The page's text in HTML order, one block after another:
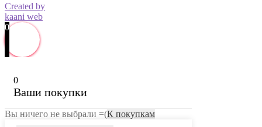
Created by
kaani web
0
0
Ваши покупки
Вы ничего не выбрали =(К покупкам